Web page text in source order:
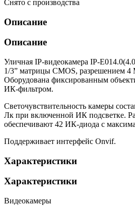
Снято с производства
Описание
Описание
Уличная IP-видеокамера IP-
1/3” матрицы CMOS, разрешением 4
Оборудована фиксированным
ИК-фильтром.
Светочувствительность камеры
Лк при включенной ИК подсветке.
обеспечивают 42 ИК-диода с
Поддерживает интерфейс Onvif.
Характеристики
Характеристики
Видеокамеры